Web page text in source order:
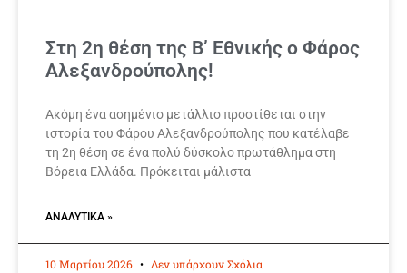
Στη 2η θέση της Β’ Εθνικής ο Φάρος
Αλεξανδρούπολης!
Ακόμη ένα ασημένιο μετάλλιο προστίθεται στην
ιστορία του Φάρου Αλεξανδρούπολης που κατέλαβε
τη 2η θέση σε ένα πολύ δύσκολο πρωτάθλημα στη
Βόρεια Ελλάδα. Πρόκειται μάλιστα
ΑΝΑΛΥΤΙΚΆ »
10 Μαρτίου 2026 Δεν υπάρχουν Σχόλια